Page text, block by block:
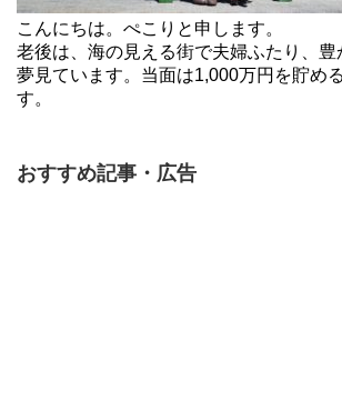
こんにちは。ぺこりと申します。
老後は、海の見える街で夫婦ふたり、豊
夢見ています。当面は1,000万円を貯め
す。
おすすめ記事・広告